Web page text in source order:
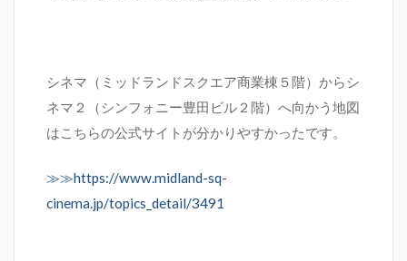
シネマ（ミッドランドスクエア商業棟５階）からシ
ネマ２（シンフォニー豊田ビル２階）へ向かう地図
はこちらの公式サイトが分かりやすかったです。
≫≫https://www.midland-sq-
cinema.jp/topics_detail/3491